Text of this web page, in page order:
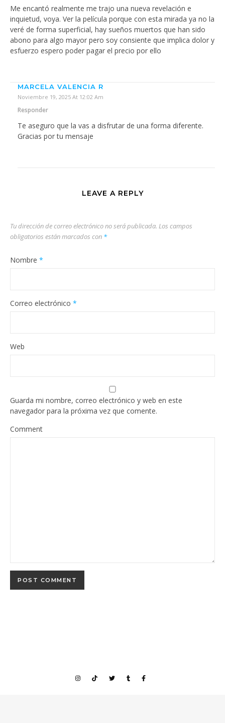
Me encantó realmente me trajo una nueva revelación e
inquietud, voya. Ver la película porque con esta mirada ya no la
veré de forma superficial, hay sueños muertos que han sido
abono para algo mayor pero soy consiente que implica dolor y
esfuerzo espero poder pagar el precio por ello
MARCELA VALENCIA R
Noviembre 19, 2025 At 12:02 Am
Responder
Te aseguro que la vas a disfrutar de una forma diferente.
Gracias por tu mensaje
LEAVE A REPLY
Tu dirección de correo electrónico no será publicada. Los campos
obligatorios están marcados con *
Nombre *
Correo electrónico *
Web
Guarda mi nombre, correo electrónico y web en este
navegador para la próxima vez que comente.
Comment